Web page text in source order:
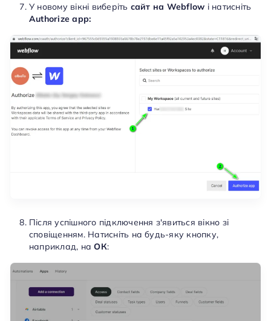
У новому вікні виберіть сайт на Webflow і натисніть
Authorize app:
Після успішного підключення з'явиться вікно зі
сповіщенням. Натисніть на будь-яку кнопку,
наприклад, наОК: